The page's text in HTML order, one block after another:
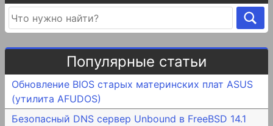
Популярные статьи
Обновление BIOS старых материнских плат ASUS
(утилита AFUDOS)
Безопасный DNS сервер Unbound в FreeBSD 14.1